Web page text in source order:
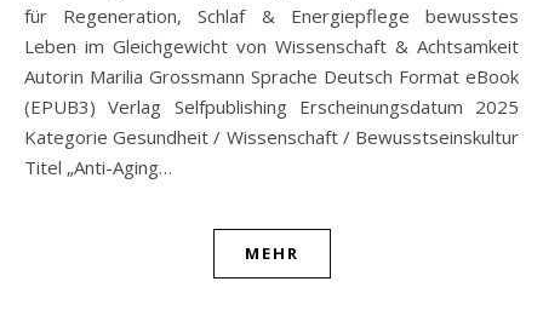
für Regeneration, Schlaf & Energiepflege bewusstes
Leben im Gleichgewicht von Wissenschaft & Achtsamkeit
Autorin Marilia Grossmann Sprache Deutsch Format eBook
(EPUB3) Verlag Selfpublishing Erscheinungsdatum 2025
Kategorie Gesundheit / Wissenschaft / Bewusstseinskultur
Titel „Anti-Aging…
MEHR